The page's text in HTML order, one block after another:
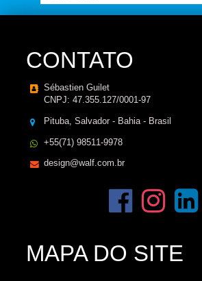
CONTATO
Sébastien Guilet
CNPJ: 47.355.127/0001-97
Pituba, Salvador - Bahia - Brasil
+55(71) 98511-9978
design@walf.com.br
MAPA DO SITE